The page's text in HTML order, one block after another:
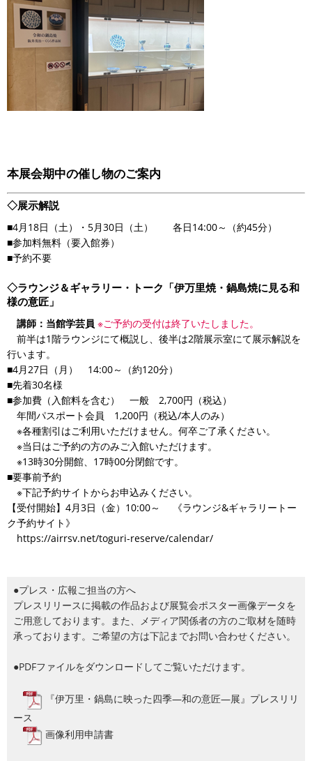
本展会期中の催し物のご案内
◇展示解説
■4月18日（土）・5月30日（土） 各日14:00～（約45分）
■参加料無料（要入館券）
■予約不要
◇ラウンジ＆ギャラリー・トーク「伊万里焼・鍋島焼に見る和
様の意匠」
講師：当館学芸員 ※ご予約の受付は終了いたしました。
前半は1階ラウンジにて概説し、後半は2階展示室にて展示解説を
行います。
■4月27日（月） 14:00～（約120分）
■先着30名様
■参加費（入館料を含む） 一般 2,700円（税込）
年間パスポート会員 1,200円（税込/本人のみ）
※各種割引はご利用いただけません。何卒ご了承ください。
※当日はご予約の方のみご入館いただけます。
※13時30分開館、17時00分閉館です。
■要事前予約
※下記予約サイトからお申込みください。
【受付開始】4月3日（金）10:00～ 《ラウンジ&ギャラリートー
ク予約サイト》
https://airrsv.net/toguri-reserve/calendar/
●プレス・広報ご担当の方へ
プレスリリースに掲載の作品および展覧会ポスター画像データを
ご用意しております。また、メディア関係者の方のご取材を随時
承っております。ご希望の方は下記までお問い合わせください。
●PDFファイルをダウンロードしてご覧いただけます。
『伊万里・鍋島に映った四季―和の意匠―展』プレスリリ
ース
画像利用申請書